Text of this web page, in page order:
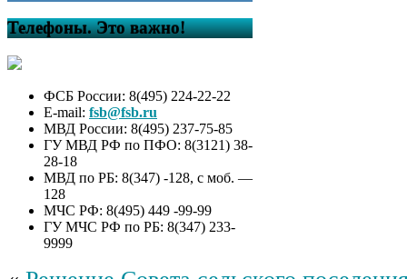
Телефоны. Это важно!
ФСБ России: 8(495) 224-22-22
E-mail: fsb@fsb.ru
МВД России: 8(495) 237-75-85
ГУ МВД РФ по ПФО: 8(3121) 38-
28-18
МВД по РБ: 8(347) -128, с моб. —
128
МЧС РФ: 8(495) 449 -99-99
ГУ МЧС РФ по РБ: 8(347) 233-
9999